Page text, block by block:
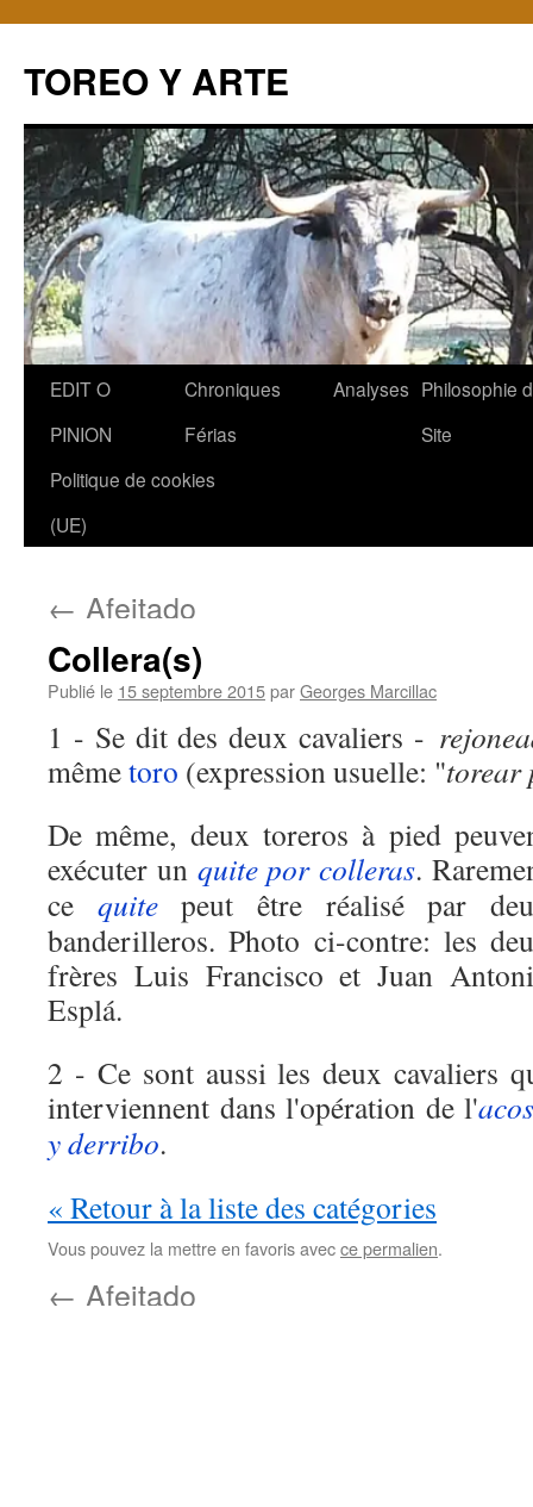
TOREO Y ARTE
Aller
contenu
EDIT O
PINION
Chroniques
Férias
Analyses Philosophie
Site
Politique de cookies
(UE)
← Afeitado
Collera(s)
Publié le 15 septembre 2015parGeorges Marcillac
1 - Se dit des deux cavaliers -
mêmetoro (expression usuelle: "torear
De même, deux toreros à pied
exécuter un quite por colleras.
ce quitepeut être réalisé par
banderilleros. Photo ci-contre: les
frères Luis Francisco et Juan
Esplá.
2 - Ce sont aussi les deux cavaliers
interviennent dans l'opération de l'
y derribo.
« Retour à la liste des catégories
Vous pouvez la mettre en favoris avecce permalien.
← Afeitado